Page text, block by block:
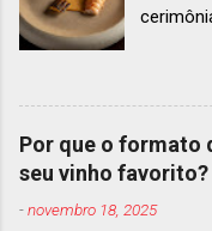
de
Prato
bem
Por que o formato
seu vinho favorito?
-novembro 18, 2025